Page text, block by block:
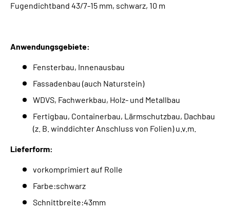
Fugendichtband 43/7-15 mm, schwarz, 10 m
Anwendungsgebiete:
Fensterbau, Innenausbau
Fassadenbau (auch Naturstein)
WDVS, Fachwerkbau, Holz- und Metallbau
Fertigbau, Containerbau, Lärmschutzbau, Dachbau
(z. B. winddichter Anschluss von Folien) u.v.m.
Lieferform:
vorkomprimiert auf Rolle
Farbe:schwarz
Schnittbreite:43mm